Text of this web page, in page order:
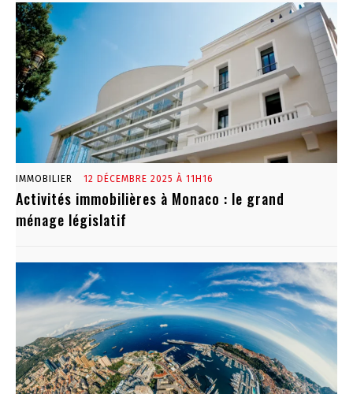
IMMOBILIER 12 DÉCEMBRE 2025 À 11H16
Activités immobilières à Monaco : le grand
ménage législatif